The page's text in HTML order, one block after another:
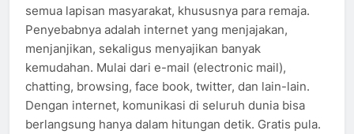
semua lapisan masyarakat, khususnya para remaja.
Penyebabnya adalah internet yang menjajakan,
menjanjikan, sekaligus menyajikan banyak
kemudahan. Mulai dari e-mail (electronic mail),
chatting, browsing, face book, twitter, dan lain-lain.
Dengan internet, komunikasi di seluruh dunia bisa
berlangsung hanya dalam hitungan detik. Gratis pula.